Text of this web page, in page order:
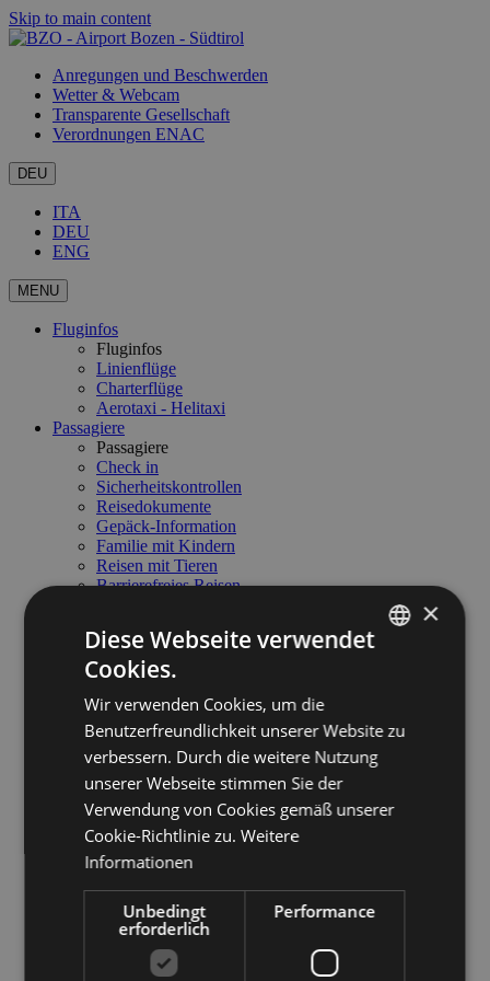
Skip to main content
Anregungen und Beschwerden
Wetter & Webcam
Transparente Gesellschaft
Verordnungen ENAC
DEU
ITA
DEU
ENG
MENU
Fluginfos
Fluginfos
Linienflüge
Charterflüge
Aerotaxi - Helitaxi
Passagiere
Passagiere
Check in
Sicherheitskontrollen
Reisedokumente
Gepäck-Information
Familie mit Kindern
Reisen mit Tieren
Barrierefreies Reisen
Gepäckverlust
Fundbüro
Anregungen und Beschwerden
Service am Flughafen
Service am Flughafen
Anreise zum Flughafen
Essen und Trinken
Parkplatz
Mietwagen
Meetings & Business Lounge
Nützliche Kontakte
Flughafenordnung
Business & General Aviation
Business & General Aviation
Flughafen Technische Daten
Handling - Preise und Service
×
Diese Webseite verwendet
Cookies.
Wir verwenden Cookies, um die
Benutzerfreundlichkeit unserer Website zu
verbessern. Durch die weitere Nutzung
unserer Webseite stimmen Sie der
Verwendung von Cookies gemäß unserer
Cookie-Richtlinie zu. Weitere
Informationen
Unbedingt
erforderlich
Performance